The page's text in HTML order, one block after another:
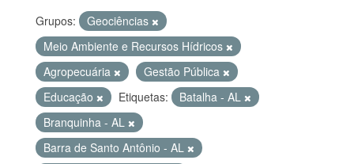
Grupos:
Geociências
Meio Ambiente e Recursos Hídricos
Agropecuária
Gestão Pública
Educação
Etiquetas:
Batalha - AL
Branquinha - AL
Barra de Santo Antônio - AL